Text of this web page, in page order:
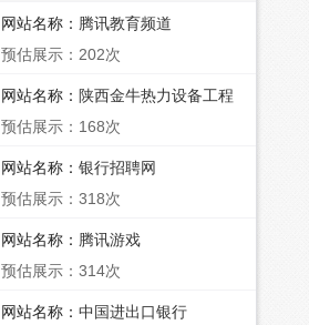
网站名称： 腾讯教育频道
预估展示：202次
网站名称： 陕西金牛热力设备工程
预估展示：168次
网站名称： 银行招聘网
预估展示：318次
网站名称： 腾讯游戏
预估展示：314次
网站名称： 中国进出口银行